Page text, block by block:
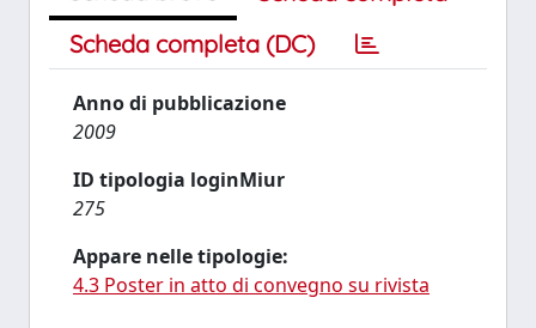
Scheda completa (DC)
Anno di pubblicazione
2009
ID tipologia loginMiur
275
Appare nelle tipologie:
4.3 Poster in atto di convegno su rivista